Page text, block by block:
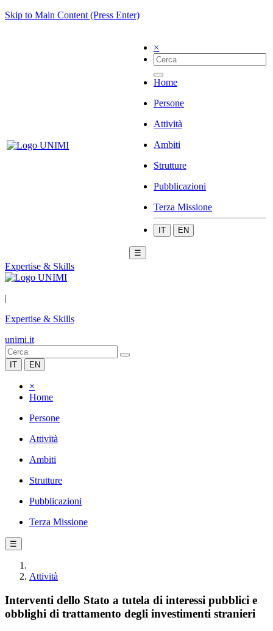
Skip to Main Content (Press Enter)
×
Home
Persone
Attività
Ambiti
Strutture
Pubblicazioni
Terza Missione
IT EN
☰
Expertise & Skills
|
Expertise & Skills
unimi.it
IT EN
×
Home
Persone
Attività
Ambiti
Strutture
Pubblicazioni
Terza Missione
☰
Attività
Interventi dello Stato a tutela di interessi pubblici e
obblighi di trattamento degli investimenti stranieri